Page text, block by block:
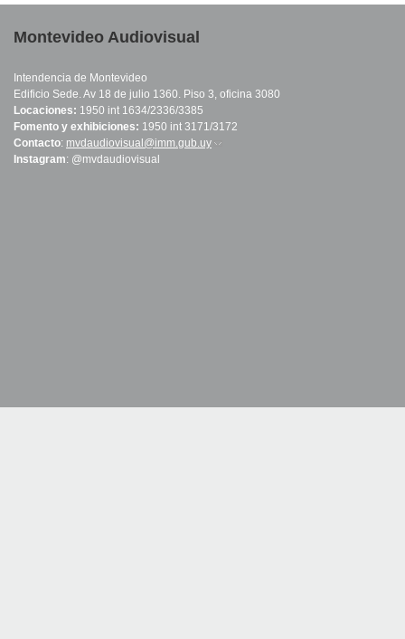
Montevideo Audiovisual
Intendencia de Montevideo
Edificio Sede. Av 18 de julio 1360. Piso 3, oficina 3080
Locaciones: 1950 int 1634/2336/3385
Fomento y exhibiciones: 1950 int 3171/3172
Contacto: mvdaudiovisual@imm.gub.uy (link sends e-mail)
Instagram: @mvdaudiovisual